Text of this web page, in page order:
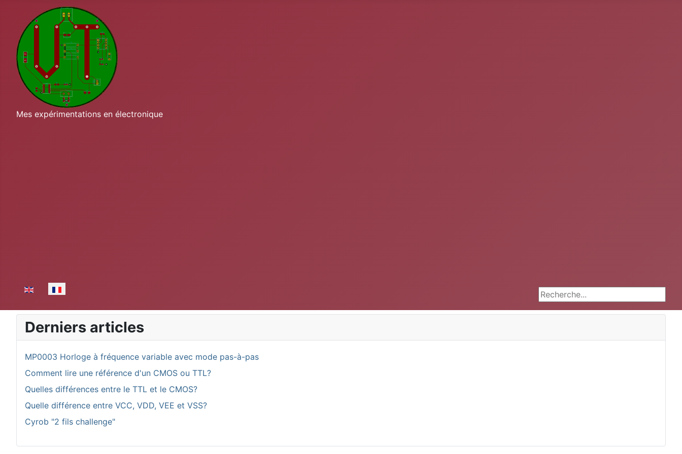
Mes expérimentations en électronique
Sélectionnez votre langue Rechercher
Derniers articles
MP0003 Horloge à fréquence variable avec mode pas-à-pas
Comment lire une référence d'un CMOS ou TTL?
Quelles différences entre le TTL et le CMOS?
Quelle différence entre VCC, VDD, VEE et VSS?
Cyrob "2 fils challenge"